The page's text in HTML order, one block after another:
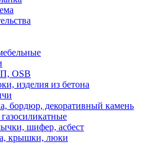
OSB
изделия из бетона
бордюр, декоративный камень
шифер, асбест
крышки, люки